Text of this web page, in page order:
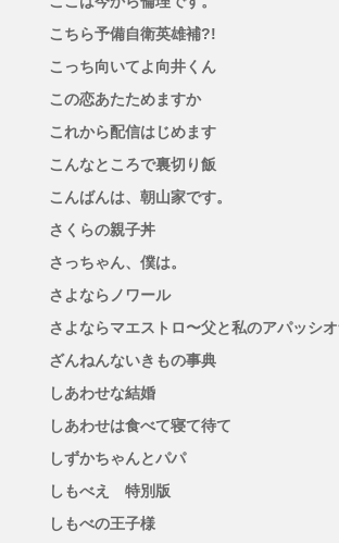
こちら予備自衛英雄補?!
こっち向いてよ向井くん
この恋あたためますか
これから配信はじめます
こんなところで裏切り飯
こんばんは、朝山家です。
さくらの親子丼
さっちゃん、僕は。
さよならノワール
さよならマエストロ〜父と私のアパッシ
ざんねんないきもの事典
しあわせな結婚
しあわせは食べて寝て待て
しずかちゃんとパパ
しもべえ 特別版
しもべの王子様